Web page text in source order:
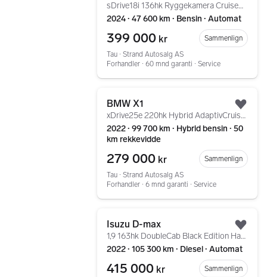
sDrive18i 136hk Ryggekamera CruiseControl Navi Dab+
2024 ∙ 47 600 km ∙ Bensin ∙ Automat
399 000 kr
Sammenlign
Tau ∙ Strand Autosalg AS
Forhandler ∙ 60 mnd garanti ∙ Service
BMW X1
xDrive25e 220hk Hybrid AdaptivCruise Krok HUD Ryggekam
2022 ∙ 99 700 km ∙ Hybrid bensin ∙ 50
km rekkevidde
279 000 kr
Sammenlign
Tau ∙ Strand Autosalg AS
Forhandler ∙ 6 mnd garanti ∙ Service
Isuzu D-max
1,9 163hk DoubleCab Black Edition HardTop Varmer Krok
2022 ∙ 105 300 km ∙ Diesel ∙ Automat
415 000 kr
Sammenlign